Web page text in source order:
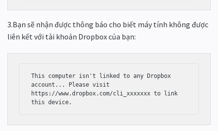
3.Bạn sẽ nhận được thông báo cho biết máy tính không được
liên kết với tài khoản Dropbox của bạn:
This computer isn't linked to any Dropbox
account... Please visit
https://www.dropbox.com/cli_xxxxxxx to link
this device.